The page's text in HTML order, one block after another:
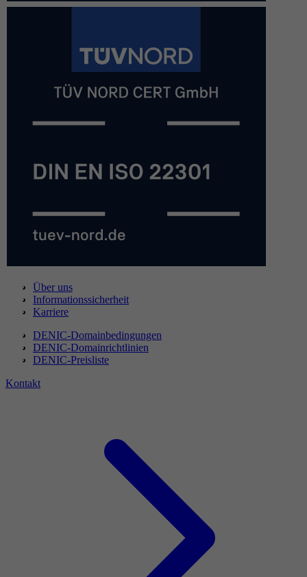
Über uns
Informationssicherheit
Karriere
DENIC-Domainbedingungen
DENIC-Domainrichtlinien
DENIC-Preisliste
Kontakt